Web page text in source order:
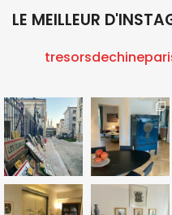
INFORMATIONS
Qui sommes-nous
Mentions légales
Politique de confidentialité